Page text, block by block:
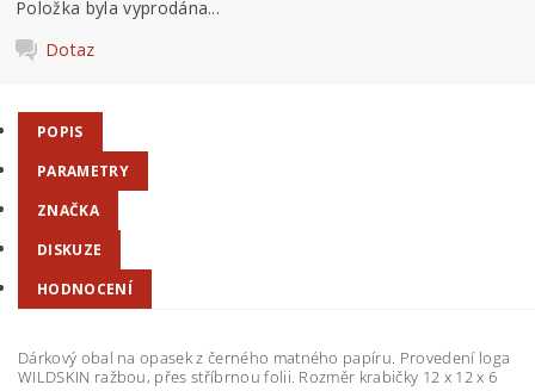
Položka byla vyprodána...
Dotaz
POPIS
PARAMETRY
ZNAČKA
DISKUZE
HODNOCENÍ
Dárkový obal na opasek z černého matného papíru. Provedení loga
WILDSKIN ražbou, přes stříbrnou folii. Rozměr krabičky 12 x 12 x 6